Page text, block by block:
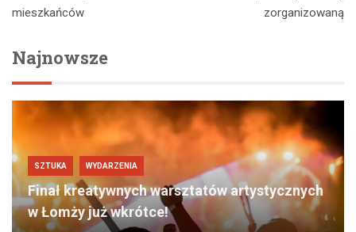
mieszkańców
zorganizowaną
Najnowsze
SZTUKA WYDARZENIA
Finał kreatywnych warsztatów artystycznych
w Łomży już wkrótce!